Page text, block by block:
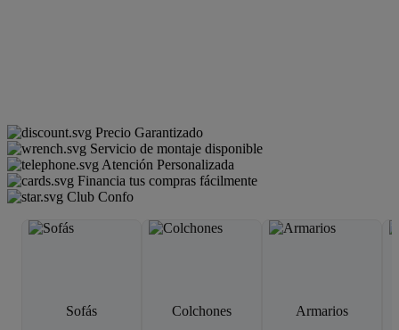
Precio Garantizado
Servicio de montaje disponible
Atención Personalizada
Financia tus compras fácilmente
Club Confo
Sofás Colchones Armarios